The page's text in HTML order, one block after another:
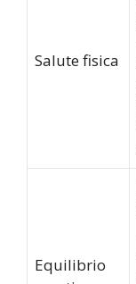
Salute fisica
Equilibrio